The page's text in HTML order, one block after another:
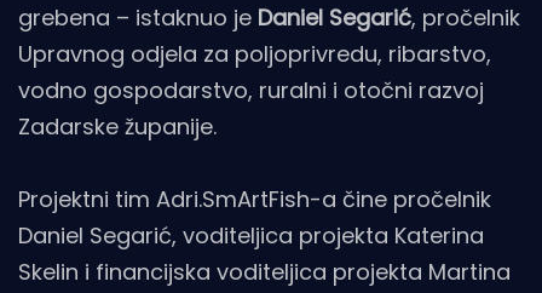
grebena – istaknuo je Daniel Segarić, pročelnik
Upravnog odjela za poljoprivredu, ribarstvo,
vodno gospodarstvo, ruralni i otočni razvoj
Zadarske županije.
Projektni tim Adri.SmArtFish-a čine pročelnik
Daniel Segarić, voditeljica projekta Katerina
Skelin i financijska voditeljica projekta Martina